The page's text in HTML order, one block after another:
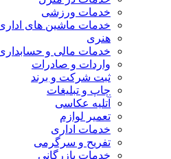
خدمات ورزشی
خدمات ماشین های اداری
هنری
خدمات مالی و حسابداری
واردات و صادرات
ثبت شرکت و برند
چاپ و تبلیغات
آتلیه عکاسی
تعمیر لوازم
خدمات اداری
تفریح و سرگرمی
خدمات بازرگانی